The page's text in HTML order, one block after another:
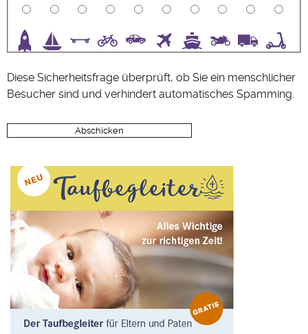
Diese Sicherheitsfrage überprüft, ob Sie ein menschlicher
Besucher sind und verhindert automatisches Spamming.